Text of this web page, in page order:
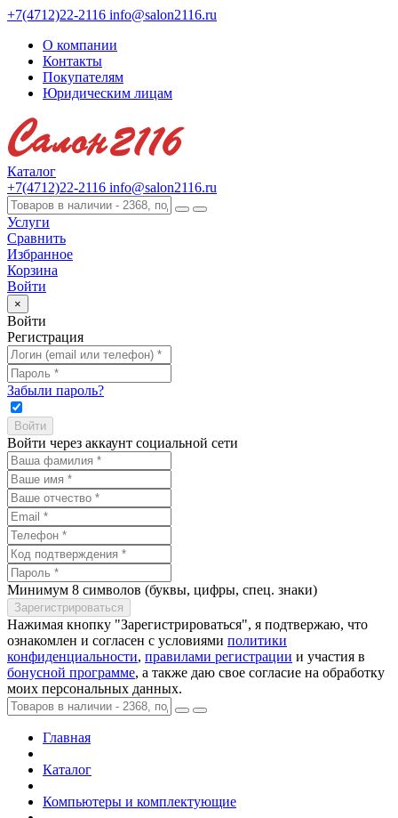
+7(4712)22-2116 info@salon2116.ru
О компании
Контакты
Покупателям
Юридическим лицам
Каталог
+7(4712)22-2116 info@salon2116.ru
Услуги
Сравнить
Избранное
Корзина
Войти
×
Войти
Регистрация
Забыли пароль?
Войти через аккаунт социальной сети
Минимум 8 символов (буквы, цифры, спец. знаки)
Нажимая кнопку "Зарегистрироваться", я подтвержаю, что
ознакомлен и согласен с условиями политики
конфиденциальности, правилами регистрации и участия в
бонусной программе, а также даю свое согласие на обработку
моих персональных данных.
Главная
Каталог
Компьютеры и комплектующие